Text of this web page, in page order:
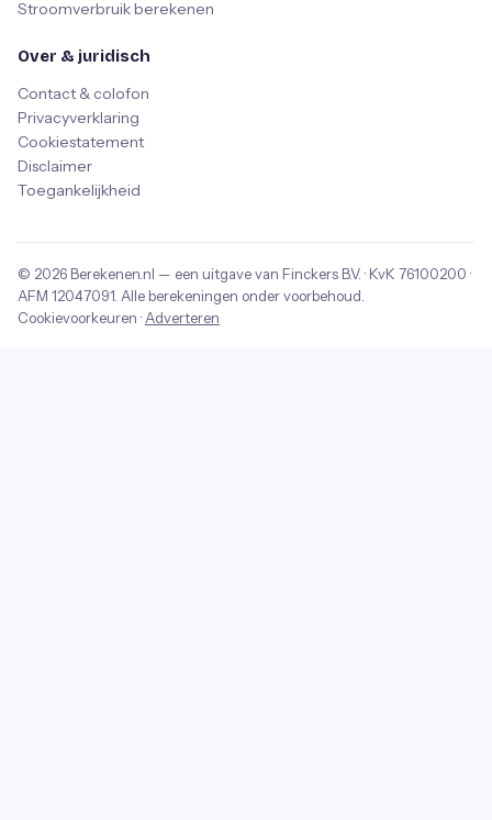
Stroomverbruik berekenen
Over & juridisch
Contact & colofon
Privacyverklaring
Cookiestatement
Disclaimer
Toegankelijkheid
© 2026 Berekenen.nl — een uitgave van Finckers B.V. · KvK 76100200 ·
AFM 12047091 . Alle berekeningen onder voorbehoud.
Cookievoorkeuren · Adverteren